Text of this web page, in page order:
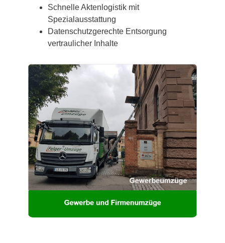
Schnelle Aktenlogistik mit
Spezialausstattung
Datenschutzgerechte Entsorgung
vertraulicher Inhalte